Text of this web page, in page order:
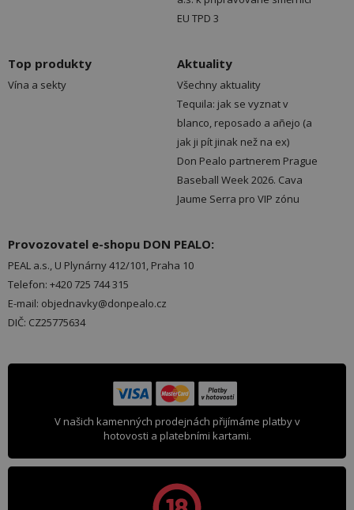
EU TPD 3
Top produkty
Vína a sekty
Aktuality
Všechny aktuality
Tequila: jak se vyznat v
blanco, reposado a añejo (a
jak ji pít jinak než na ex)
Don Pealo partnerem Prague
Baseball Week 2026. Cava
Jaume Serra pro VIP zónu
Provozovatel e-shopu DON PEALO:
PEAL a.s., U Plynárny 412/101, Praha 10
Telefon: +420 725 744 315
E-mail: objednavky@donpealo.cz
DIČ: CZ25775634
V našich kamenných prodejnách přijímáme platby v
hotovosti a platebními kartami.